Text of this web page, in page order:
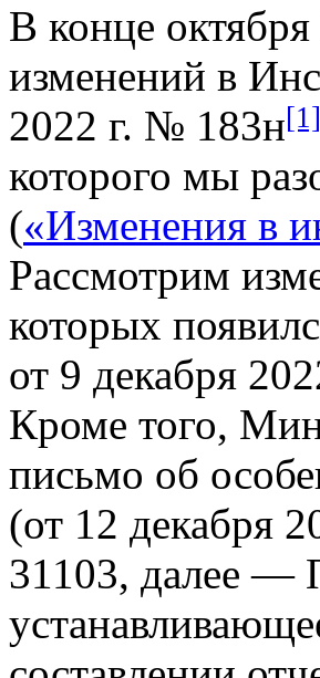
В конце
изменений в
2022 г. № 183н[1]
которого мы
(«Изменения в
Рассмотрим
которых
от 9 декабря
Кроме того,
письмо об
(от 12 декабря
31103, далее —